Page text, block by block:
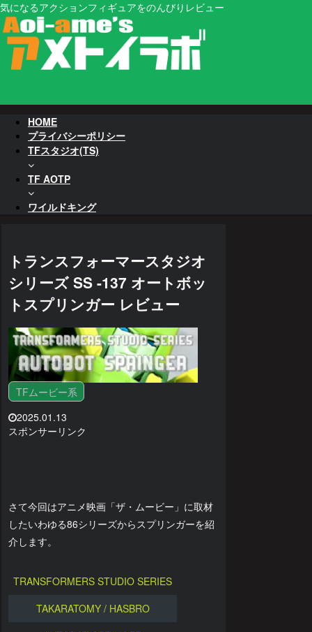
気になるアクションフィギュアをのんびりレビュー
HOME
プライバシーポリシー
TFスタジオ(TS)
TF AOTP
ワイルドキング
トランスフォーマースタジオ
シリーズ SS -137 オートボッ
トスプリンガー レビュー
TFムービー系
2025.01.13
スポンサーリンク
さて今回はアニメ映画「ザ・ムービー」に取材
したいわゆる86シリーズからスプリンガーを紹
介します。
TRANSFORMERS STUDIO SERIES
TAKARATOMY / HASBRO